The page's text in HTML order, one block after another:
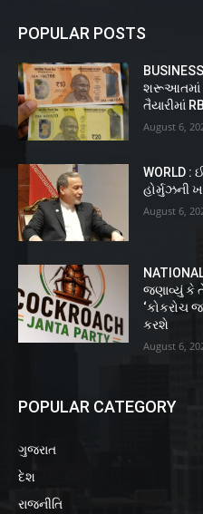
POPULAR POSTS
શરૂઆતમાં
તૈયારીમાં
August 6,
WORLD
હોર્મુઝની
August 6,
જણાવ્યું કે
‘કોકરોચ
કરશે
August 6,
POPULAR CATEGORY
ગુજરાત
દેશ
રાજનીતિ